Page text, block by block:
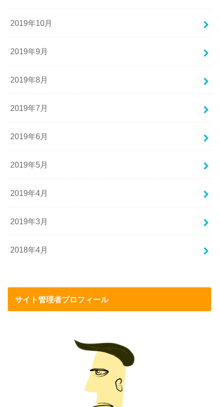
2019年10月
2019年9月
2019年8月
2019年7月
2019年6月
2019年5月
2019年4月
2019年3月
2018年4月
サイト管理者プロフィール